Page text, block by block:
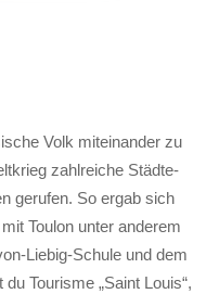
Volk miteinander zu
zahlreiche Städte-
gerufen. So ergab sich
Toulon unter anderem
Liebig-Schule und dem
Tourisme „Saint Louis“,